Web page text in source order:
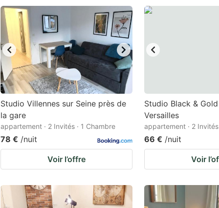
Studio Villennes sur Seine près de
la gare
appartement · 2 Invités · 1 Chambre
78 € /nuit
Voir l’offre
Studio Black &
Versailles
appartement · 2
66 € /nuit
Voir